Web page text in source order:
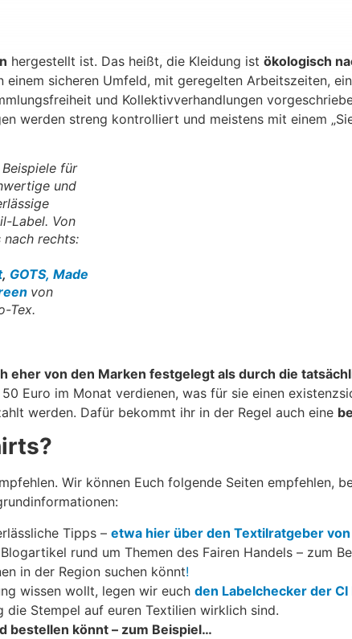
hergestellt ist. Das heißt, die Kleidung ist ökologisch
sicheren Umfeld, mit geregelten Arbeitszeiten,
und Kollektivverhandlungen
werden streng kontrolliert und meistens mit einem
für
und
Label. Von
nach rechts:
, GOTS, Made
von
Tex.
eher von den Marken festgelegt als durch die
Euro im Monat verdienen, was für sie einen
werden. Dafür bekommt ihr in der Regel auch eine
Wir können Euch folgende Seiten empfehlen,
Tipps – etwa hier über den Textilratgeber
rund um Themen des Fairen Handels – zum
in der Region suchen könnt!
wissen wollt, legen wir euch den Labelchecker der CI
Stempel auf euren Textilien wirklich sind.
bestellen könnt – zum Beispiel…